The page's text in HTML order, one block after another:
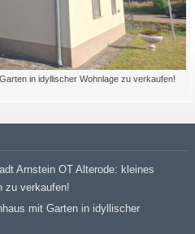
in idyllischer Wohnlage zu verkaufen!
Arnstein OT Alterode: kleines
zu verkaufen!
mit Garten in idyllischer